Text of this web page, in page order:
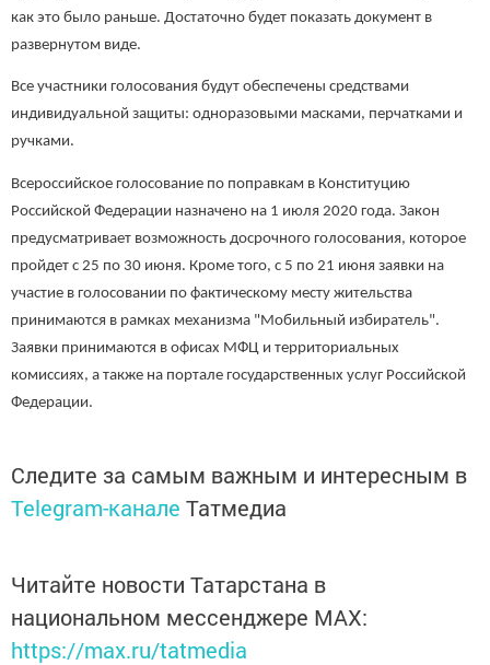
как это было раньше. Достаточно будет показать документ в
развернутом виде.
Все участники голосования будут обеспечены средствами
индивидуальной защиты: одноразовыми масками, перчатками и
ручками.
Всероссийское голосование по поправкам в Конституцию
Российской Федерации назначено на 1 июля 2020 года. Закон
предусматривает возможность досрочного голосования, которое
пройдет с 25 по 30 июня. Кроме того, с 5 по 21 июня заявки на
участие в голосовании по фактическому месту жительства
принимаются в рамках механизма "Мобильный избиратель".
Заявки принимаются в офисах МФЦ и территориальных
комиссиях, а также на портале государственных услуг Российской
Федерации.
Следите за самым важным и интересным в
Telegram-канале Татмедиа
Читайте новости Татарстана в
национальном мессенджере MАХ:
https://max.ru/tatmedia